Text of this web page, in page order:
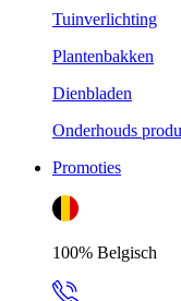
Tuinverlichting
Plantenbakken
Dienbladen
Onderhouds
Promoties
100% Belgisch